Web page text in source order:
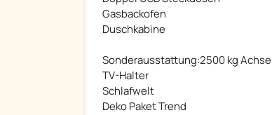
Gasbackofen
Duschkabine
Sonderausstattung:2500 kg Achse
TV-Halter
Schlafwelt
Deko Paket Trend